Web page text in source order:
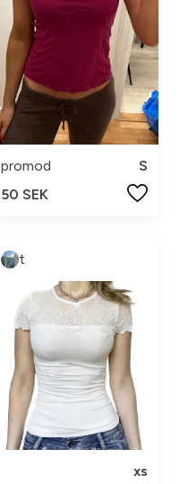
promod
S
50 SEK
t
xs